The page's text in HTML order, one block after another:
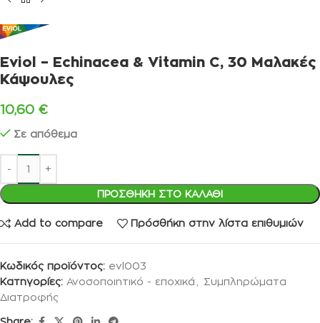
Eviol – Echinacea & Vitamin C, 30 Μαλακές
Κάψουλες
10,60 €
Σε απόθεμα
ΠΡΟΣΘΉΚΗ ΣΤΟ ΚΑΛΆΘΙ
Add to compare Πρόσθήκη στην λίστα επιθυμιών
Κωδικός προϊόντος: evl003
Κατηγορίες: Ανοσοποιητικό - εποχικά
Συμπληρώματα
Διατροφής